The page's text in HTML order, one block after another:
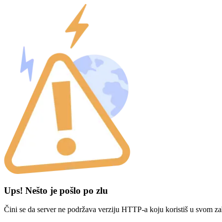
Ups! Nešto je pošlo po zlu
Čini se da server ne podržava verziju HTTP-a koju koristiš u svom